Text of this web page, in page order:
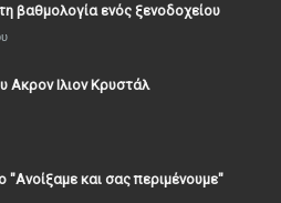
βαθμολογία ενός ξενοδοχείου
Ακρον Ιλιον Κρυστάλ
"Ανοίξαμε και σας περιμένουμε"